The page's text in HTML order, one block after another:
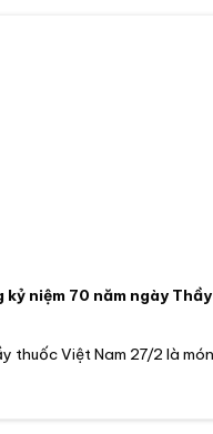
kỷ niệm 70 năm ngày
thuốc Việt Nam 27/2 là